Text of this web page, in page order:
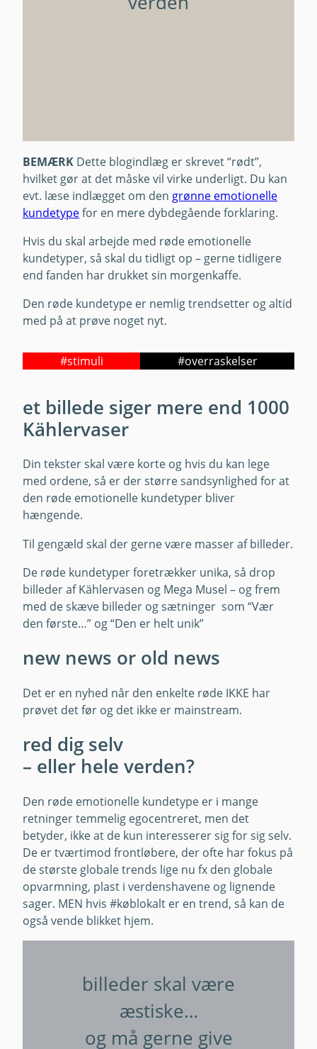
BEMÆRK Dette blogindlæg er skrevet “rødt”,
hvilket gør at det måske vil virke underligt. Du kan
evt. læse indlægget om den grønne emotionelle
kundetypefor en mere dybdegående forklaring.
Hvis du skal arbejde med røde emotionelle
kundetyper, så skal du tidligt op – gerne tidligere
end fanden har drukket sin morgenkaffe.
Den røde kundetype er nemlig trendsetter og altid
med på at prøve noget nyt.
#stimuli #overraskelser
et billede siger mere end 1000
Kählervaser
Din tekster skal være korte og hvis du kan lege
med ordene, så er der større sandsynlighed for at
den røde emotionelle kundetyper bliver
hængende.
Til gengæld skal der gerne være masser af billeder.
De røde kundetyper foretrækker unika, så drop
billeder af Kählervasen og Mega Musel – og frem
med de skæve billeder og sætninger som “Vær
den første…” og “Den er helt unik”
new news or old news
Det er en nyhed når den enkelte røde IKKE har
prøvet det før og det ikke er mainstream.
red dig selv
– eller hele verden?
Den røde emotionelle kundetype er i mange
retninger temmelig egocentreret, men det
betyder, ikke at de kun interesserer sig for sig selv.
De er tværtimod frontløbere, der ofte har fokus på
de største globale trends lige nu fx den globale
opvarmning, plast i verdenshavene og lignende
sager. MEN hvis #køblokalt er en trend, så kan de
også vende blikket hjem.
billeder skal være
æstiske…
og må gerne give